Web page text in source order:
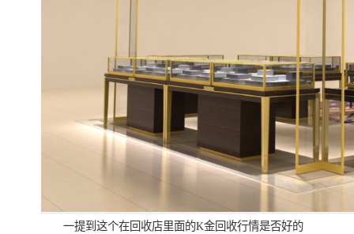
一提到这个在回收店里面的K金回收行情是否好的